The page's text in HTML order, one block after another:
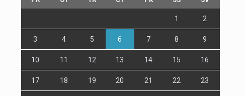
1 2
3 4 5 6 7 8 9
10 11 12 13 14 15 16
17 18 19 20 21 22 23